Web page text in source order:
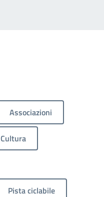
Associazioni
Cultura
Pista ciclabile